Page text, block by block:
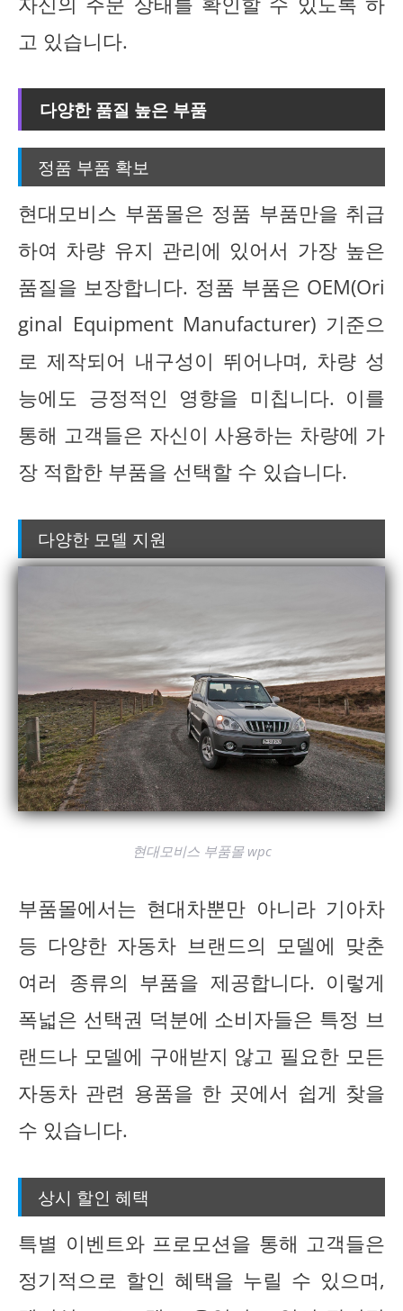
고 있습니다.
다양한 품질 높은 부품
정품 부품 확보
현대모비스 부품몰은 정품 부품만을 취급
하여 차량 유지 관리에 있어서 가장 높은
품질을 보장합니다. 정품 부품은 OEM(Ori
ginal Equipment Manufacturer) 기준으
로 제작되어 내구성이 뛰어나며, 차량 성
능에도 긍정적인 영향을 미칩니다. 이를
통해 고객들은 자신이 사용하는 차량에 가
장 적합한 부품을 선택할 수 있습니다.
다양한 모델 지원
현대모비스 부품몰 wpc
부품몰에서는 현대차뿐만 아니라 기아차
등 다양한 자동차 브랜드의 모델에 맞춘
여러 종류의 부품을 제공합니다. 이렇게
폭넓은 선택권 덕분에 소비자들은 특정 브
랜드나 모델에 구애받지 않고 필요한 모든
자동차 관련 용품을 한 곳에서 쉽게 찾을
수 있습니다.
상시 할인 혜택
특별 이벤트와 프로모션을 통해 고객들은
정기적으로 할인 혜택을 누릴 수 있으며,